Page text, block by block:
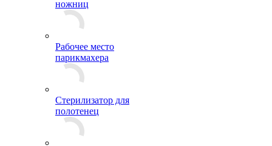
ножниц
Рабочее место
парикмахера
Стерилизатор для
полотенец